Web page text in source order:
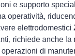
e supporto
operatività,
elettrodomestici
richiede anche la
di